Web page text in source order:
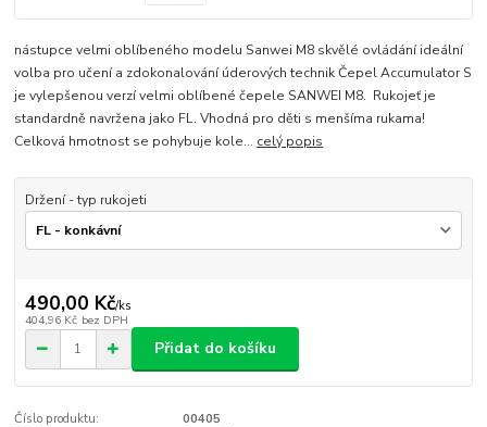
nástupce velmi oblíbeného modelu Sanwei M8 skvělé ovládání ideální
volba pro učení a zdokonalování úderových technik Čepel Accumulator S
je vylepšenou verzí velmi oblíbené čepele SANWEI M8. Rukojeť je
standardně navržena jako FL. Vhodná pro děti s menšíma rukama!
Celková hmotnost se pohybuje kole... celý popis
Držení - typ rukojeti
490,00 Kč/ks
404,96 Kč bez DPH
Přidat do košíku
Číslo produktu:
00405